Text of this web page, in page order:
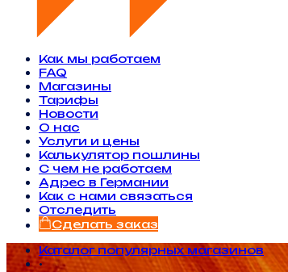
Как мы работаем
FAQ
Магазины
Тарифы
Новости
O нас
Услуги и цены
Калькулятор пошлины
С чем не работаем
Адрес в Германии
Как с нами связаться
Отследить
Сделать заказ
Каталог популярных магазинов
•